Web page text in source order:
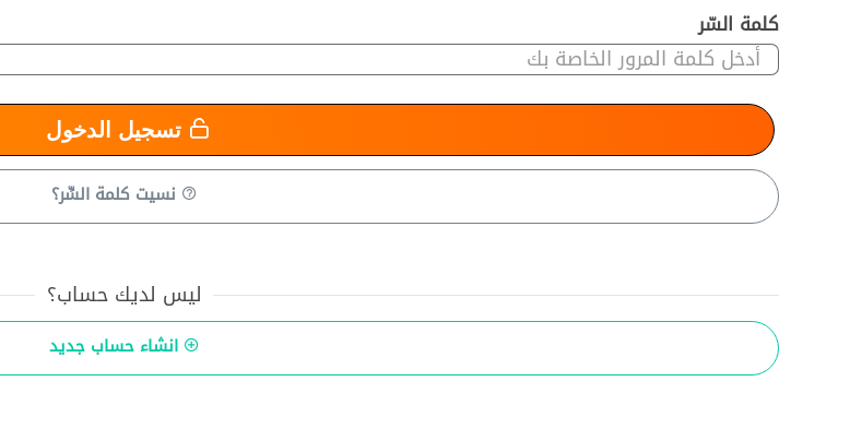
كلمة السّر
تسجيل الدخول
نسيت كلمة السِّر؟
ليس لديك حساب؟
انشاء حساب جديد